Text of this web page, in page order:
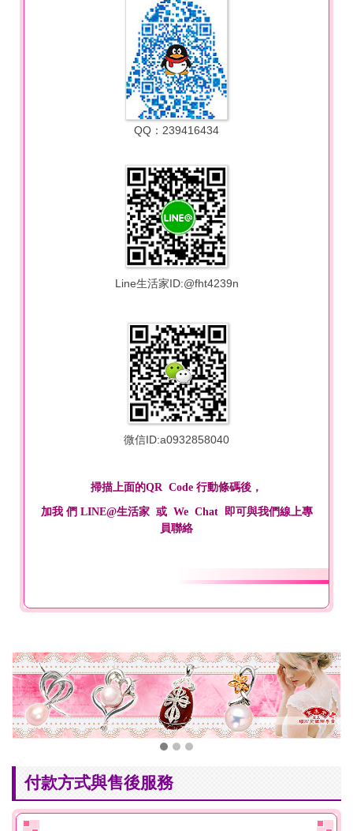
QQ：239416434
Line生活家ID:@fht4239n
微信ID:a0932858040
掃描上面的QR Code 行動條碼後，
加我 們 LINE@生活家 或 We Chat 即可與我們線上專
員聯絡
付款方式與售後服務